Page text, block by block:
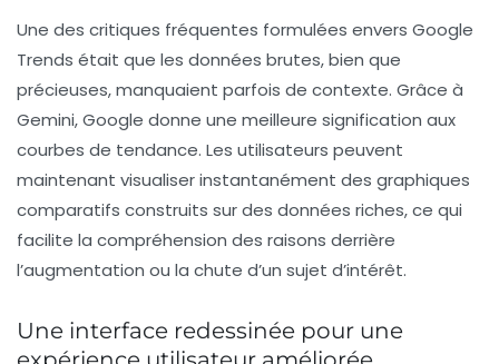
Une des critiques fréquentes formulées envers Google
Trends était que les données brutes, bien que
précieuses, manquaient parfois de contexte. Grâce à
Gemini, Google donne une meilleure signification aux
courbes de tendance. Les utilisateurs peuvent
maintenant visualiser instantanément des graphiques
comparatifs construits sur des données riches, ce qui
facilite la compréhension des raisons derrière
l’augmentation ou la chute d’un sujet d’intérêt.
Une interface redessinée pour une